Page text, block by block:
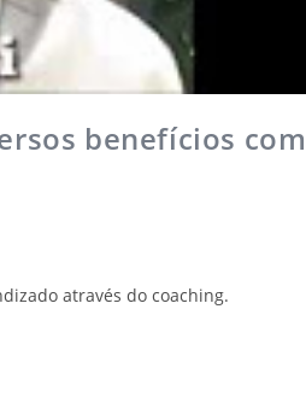
benefícios com
através do coaching.